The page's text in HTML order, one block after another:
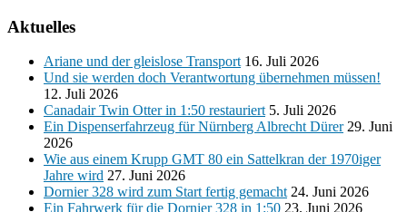
Aktuelles
Ariane und der gleislose Transport 16. Juli 2026
Und sie werden doch Verantwortung übernehmen müssen!
12. Juli 2026
Canadair Twin Otter in 1:50 restauriert 5. Juli 2026
Ein Dispenserfahrzeug für Nürnberg Albrecht Dürer 29. Juni
2026
Wie aus einem Krupp GMT 80 ein Sattelkran der 1970iger
Jahre wird 27. Juni 2026
Dornier 328 wird zum Start fertig gemacht 24. Juni 2026
Ein Fahrwerk für die Dornier 328 in 1:50 23. Juni 2026